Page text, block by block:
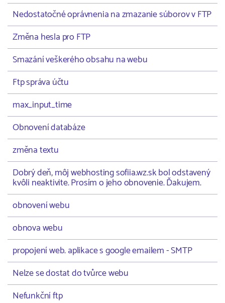
Nedostatočné oprávnenia na zmazanie súborov v FTP
Změna hesla pro FTP
Smazání veškerého obsahu na webu
Ftp správa účtu
max_input_time
Obnovení databáze
změna textu
Dobrý deň, môj webhosting sofiia.wz.sk bol odstavený
kvôli neaktivite. Prosím o jeho obnovenie. Ďakujem.
obnovení webu
obnova webu
propojení web. aplikace s google emailem - SMTP
Nelze se dostat do tvůrce webu
Nefunkční ftp